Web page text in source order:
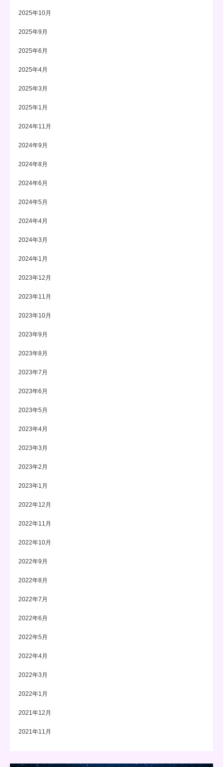
2025年10月
2025年9月
2025年6月
2025年4月
2025年3月
2025年1月
2024年11月
2024年9月
2024年8月
2024年6月
2024年5月
2024年4月
2024年3月
2024年1月
2023年12月
2023年11月
2023年10月
2023年9月
2023年8月
2023年7月
2023年6月
2023年5月
2023年4月
2023年3月
2023年2月
2023年1月
2022年12月
2022年11月
2022年10月
2022年9月
2022年8月
2022年7月
2022年6月
2022年5月
2022年4月
2022年3月
2022年1月
2021年12月
2021年11月